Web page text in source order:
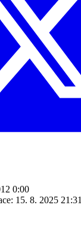
0:00
15. 8. 2025 21:31